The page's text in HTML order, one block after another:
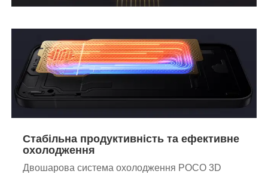
Стабільна продуктивність та ефективне
охолодження
Двошарова система охолодження POCO 3D